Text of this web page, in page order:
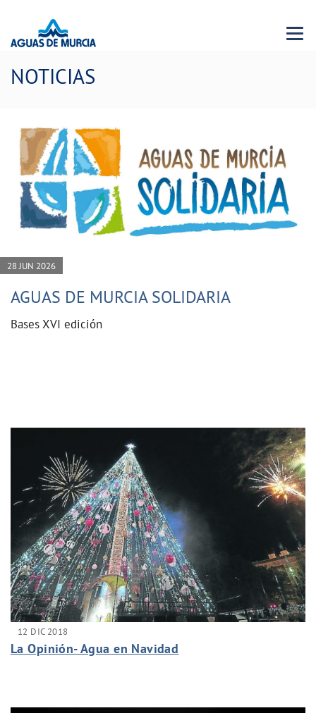
Menu
NOTICIAS
28 JUN 2026
AGUAS DE MURCIA SOLIDARIA
Bases XVI edición
12 DIC 2018
La Opinión- Agua en Navidad